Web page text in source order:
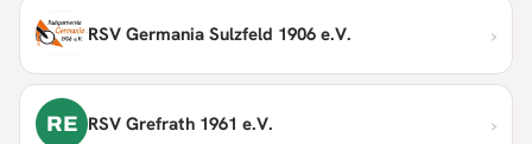
RSV Germania Sulzfeld 1906 e.V. ›
RE RSV Grefrath 1961 e.V. ›